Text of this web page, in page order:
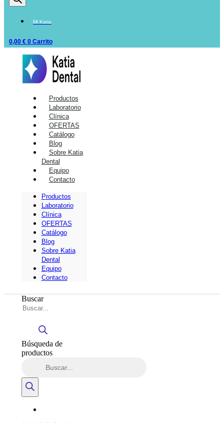
Mi Katia
0,00 € 0 Carrito
Productos
Laboratorio
Clínica
OFERTAS
Catálogo
Blog
Sobre Katia
Dental
Equipo
Contacto
Productos
Laboratorio
Clínica
OFERTAS
Catálogo
Blog
Sobre Katia
Dental
Equipo
Contacto
Buscar
Búsqueda de
productos